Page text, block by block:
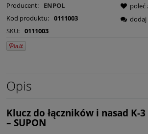
Producent:
ENPOL
Kod produktu: 0111003
SKU: 0111003
poleć
Opis
Klucz do łączników i nasad K-
– SUPON